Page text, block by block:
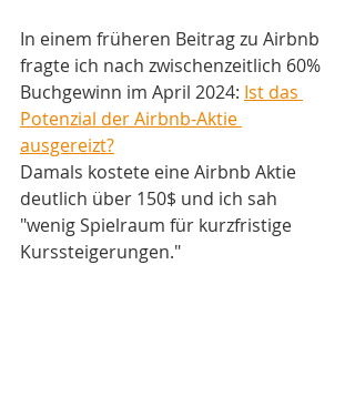
In einem früheren Beitrag zu Airbnb
fragte ich nach zwischenzeitlich 60%
Buchgewinn im April 2024: Ist das
Potenzial der Airbnb-Aktie
ausgereizt?
Damals kostete eine Airbnb Aktie
deutlich über 150$ und ich sah
"wenig Spielraum für kurzfristige
Kurssteigerungen."